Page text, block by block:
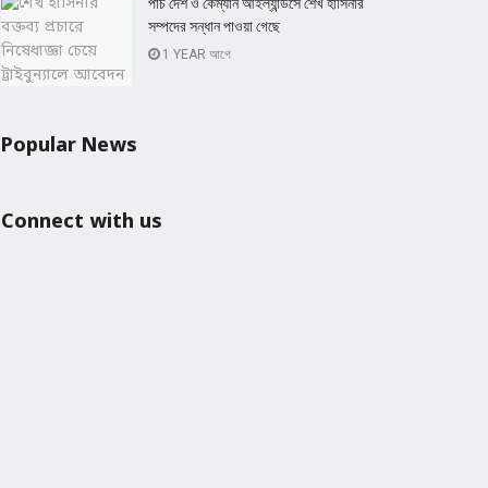
সম্পদের সন্ধান পাওয়া গেছে
1 YEAR আগে
Popular News
Connect with us